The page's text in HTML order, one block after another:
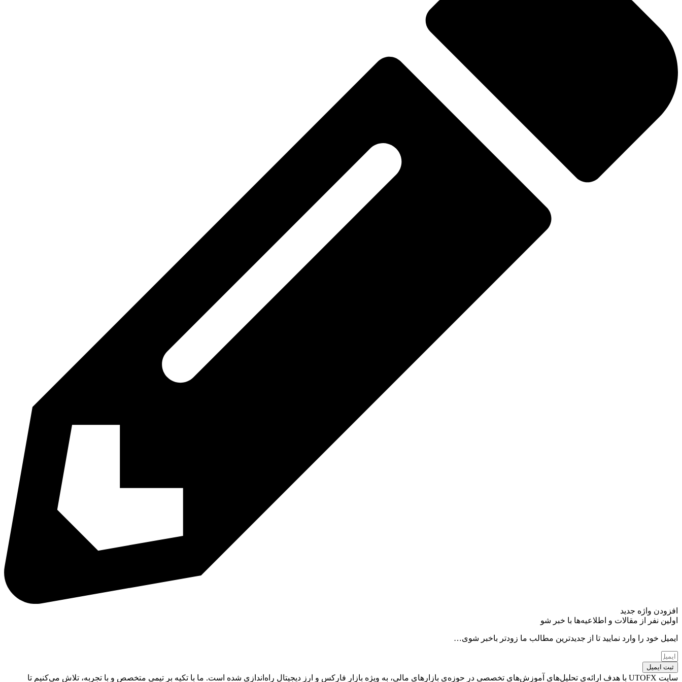
افزودن واژه جدید
اولین نفر از مقالات و اطلاعیه‌ها با خبر شو
ایمیل خود را وارد نمایید تا از جدیدترین مطالب ما زودتر باخبر شوی…
ثبت ایمیل
سایت UTOFX با هدف ارائه‌ی تحلیل‌های آموزش‌های تخصصی در حوزه‌ی بازارهای مالی، به ویژه بازار فارکس و ارز دیجیتال راه‌اندازی شده است. ما با تکیه بر تیمی متخصص و با تجربه، تلاش می‌کنیم تا